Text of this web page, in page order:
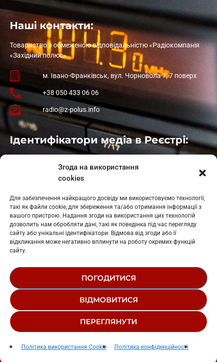
Згода на використання
cookies
Для забезпечення найкращого досвіду ми використовуємо технології,
такі як файли cookie, для збереження та/або отримання інформації з
вашого пристрою. Надання згоди на використання цих технологій
дозволить нам обробляти дані, такі як поведінка під час перегляду
сайту або унікальні ідентифікатори. Відмова від згоди або її
відкликання може негативно вплинути на роботу окремих функцій
сайту.
ПОГОДИТИСЯ
ВІДМОВИТИСЯ
ПЕРЕГЛЯНУТИ
Політика використання Cookie Політика конфіденційності
play_arrow
Наші контакти:
Товариство з обмеженою відповідальністю «Радіокомпанія
«Західний полюс»
м. Івано-Франківськ, вул. Чорновола 7, 7 поверх
+38 050 433 06 06
radio@z-polus.info
Ідентифікатори медіа в Реєстрі:
: L11-01410
: L11-01801
Косів: L11-01805
Гарасимів: L11-02274
© 1995-2026 РК «ЗАХІДНИЙ ПОЛЮС»
РЕДАКЦІЙНИЙ СТАТУТ
СТРУКТУРА ВЛАСНОСТІ